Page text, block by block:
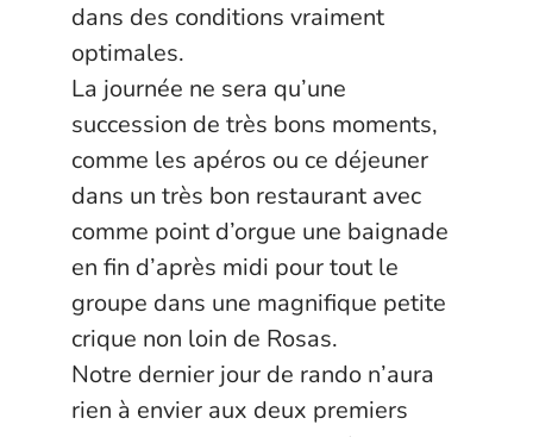
dans des conditions vraiment
optimales.
La journée ne sera qu’une
succession de très bons moments,
comme les apéros ou ce déjeuner
dans un très bon restaurant avec
comme point d’orgue une baignade
en fin d’après midi pour tout le
groupe dans une magnifique petite
crique non loin de Rosas.
Notre dernier jour de rando n’aura
rien à envier aux deux premiers